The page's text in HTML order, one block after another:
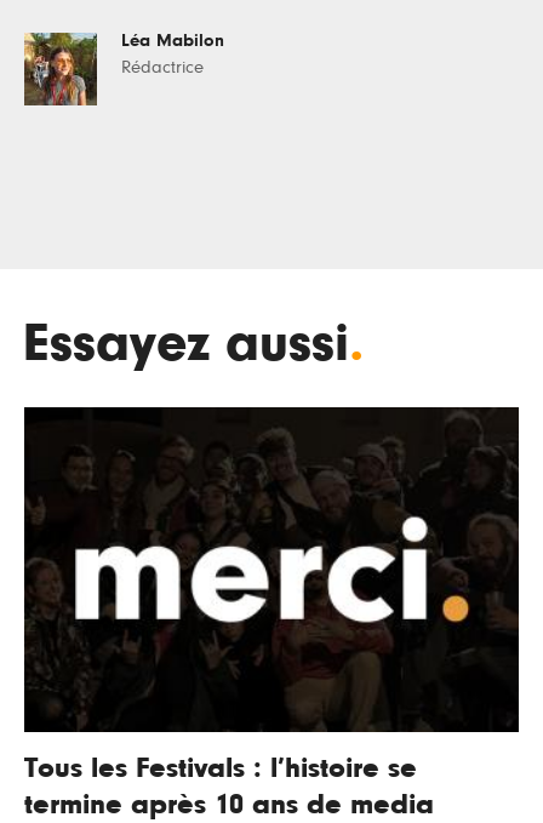
Léa Mabilon
Rédactrice
Essayez aussi.
Tous les Festivals : l’histoire se
termine après 10 ans de media